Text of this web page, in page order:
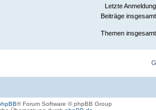
Letzte
Beiträge
Themen
® Forum Software © phpBB Group